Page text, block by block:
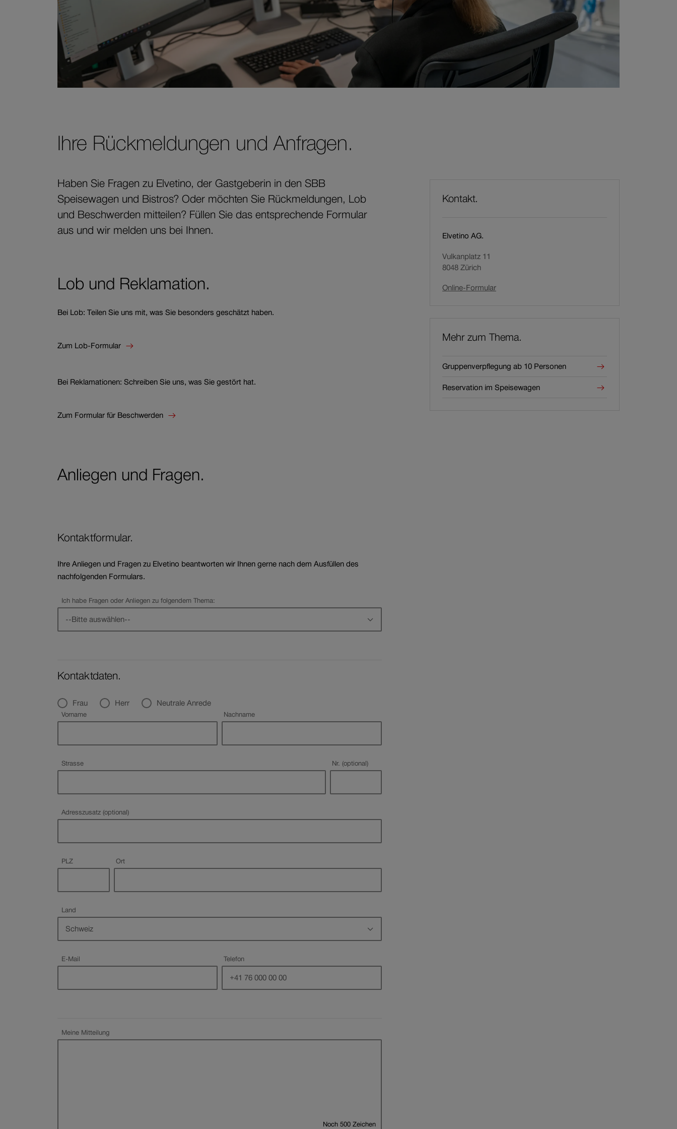
Ihre Rückmeldungen und Anfragen.
Haben Sie Fragen zu Elvetino, der Gastgeberin in den SBB
Speisewagen und Bistros? Oder möchten Sie Rückmeldungen, Lob
und Beschwerden mitteilen? Füllen Sie das entsprechende Formular
aus und wir melden uns bei Ihnen.
Lob und Reklamation.
Bei Lob: Teilen Sie uns mit, was Sie besonders geschätzt haben.
Zum Lob-Formular
Bei Reklamationen: Schreiben Sie uns, was Sie gestört hat.
Zum Formular für Beschwerden
Anliegen und Fragen.
Kontaktformular.
Ihre Anliegen und Fragen zu Elvetino beantworten wir Ihnen gerne nach dem Ausfüllen des
nachfolgenden Formulars.
Ich habe Fragen oder Anliegen zu folgendem Thema:
Pflichtfeld
Kontaktdaten.
AnredeFrau Herr Neutrale Anrede
VornamePflichtfeld NachnamePflichtfeld
StrassePflichtfeld Nr. (optional)
Adresszusatz (optional)
PLZPflichtfeld OrtPflichtfeld
Land
Pflichtfeld
E-Mail TelefonPflichtfeld
Meine Mitteilung
Pflichtfeld
Noch500 Zeichen
Inhalt
Kontakt.
Elvetino AG.
Vulkanplatz 11
8048 Zürich
Online-Formular
Mehr zum Thema.
Gruppenverpflegung ab 10 Personen
Reservation im Speisewagen